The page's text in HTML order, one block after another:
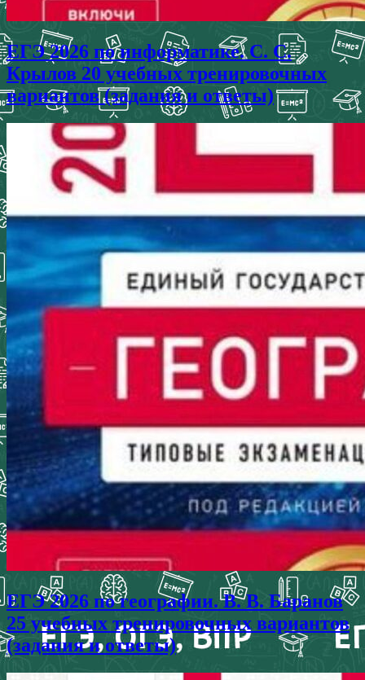
ЕГЭ 2026 по информатике. С. С.
Крылов 20 учебных тренировочных
вариантов (задания и ответы)
ЕГЭ 2026 по географии. В. В. Баранов
25 учебных тренировочных вариантов
(задания и ответы)